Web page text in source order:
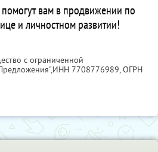
вам в продвижении по
и личностном развитии!
с ограниченной
ИНН 7708776989, ОГРН